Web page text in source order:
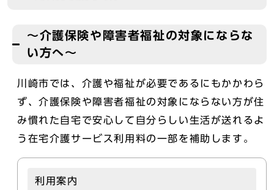
～介護保険や障害者福祉の対象にならな
い方へ～
川崎市では、介護や福祉が必要であるにもかかわら
ず、介護保険や障害者福祉の対象にならない方が住
み慣れた自宅で安心して自分らしい生活が送れるよ
う在宅介護サービス利用料の一部を補助します。
利用案内